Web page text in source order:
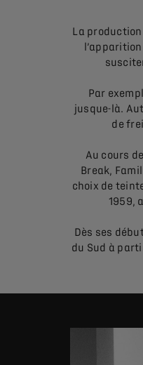
La production
Par
jusque-là.
de
Au cours
Break,
choix de
1959,
Dès ses
du Sud à